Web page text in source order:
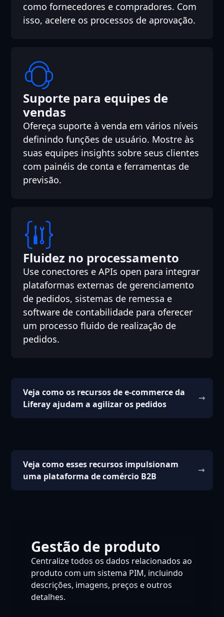
como fornecedores e compradores. Com
isso, acelere os processos de aprovação.
Suporte para equipes de
vendas
Ofereça suporte à venda em vários níveis
definindo funções de usuário. Mostre às
suas equipes insights sobre seus clientes
com painéis de conta e ferramentas de
previsão.
Fluidez no processamento
Use conectores e APIs open para integrar
plataformas externas de gerenciamento
de pedidos, sistemas de remessa e
software de contabilidade para oferecer
um processo fluido de realização de
pedidos.
Veja como os recursos de e-commerce da
Liferay ajudam a agilizar os pedidos
Veja como esses recursos impulsionam
uma plataforma de comércio B2B
Gestão de produto
Centralize todos os dados relacionados ao
produto com um sistema PIM, incluindo
descrições, imagens, preços e outros
detalhes.